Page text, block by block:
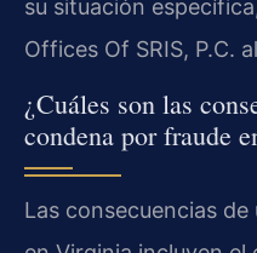
su situación
Offices Of SRIS, P.C.
¿Cuáles son las
condena por fraude
Las consecuencias